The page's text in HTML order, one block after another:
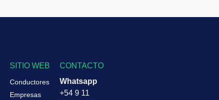
SITIO WEB
Conductores
Empresas
CONTACTO
Whatsapp
+54 9 11